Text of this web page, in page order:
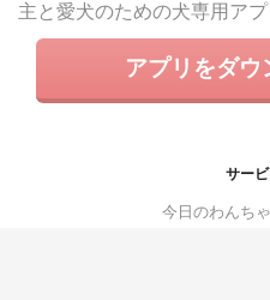
主と愛犬のための犬専用アプ
アプリをダウ
サー
今日のわんち